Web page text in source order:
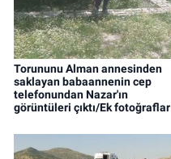
Torununu Alman annesinden
saklayan babaannenin cep
telefonundan Nazar'ın
görüntüleri çıktı/Ek fotoğraflar